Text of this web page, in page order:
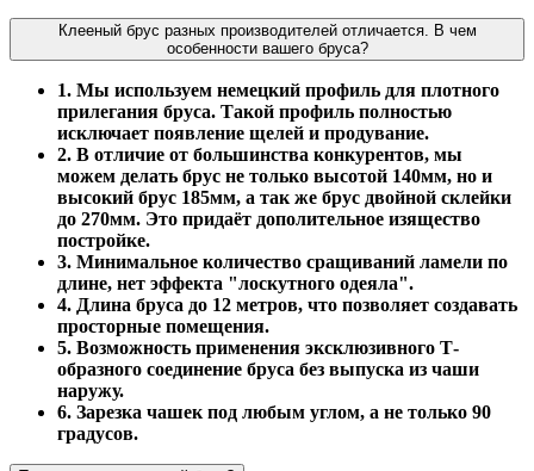
Клееный брус разных производителей отличается. В чем
особенности вашего бруса?
1. Мы используем немецкий профиль для плотного
прилегания бруса. Такой профиль полностью
исключает появление щелей и продувание.
2. В отличие от большинства конкурентов, мы
можем делать брус не только высотой 140мм, но и
высокий брус 185мм, а так же брус двойной склейки
до 270мм. Это придаёт дополительное изящество
постройке.
3. Минимальное количество сращиваний ламели по
длине, нет эффекта "лоскутного одеяла".
4. Длина бруса до 12 метров, что позволяет создавать
просторные помещения.
5. Возможность применения эксклюзивного Т-
образного соединение бруса без выпуска из чаши
наружу.
6. Зарезка чашек под любым углом, а не только 90
градусов.